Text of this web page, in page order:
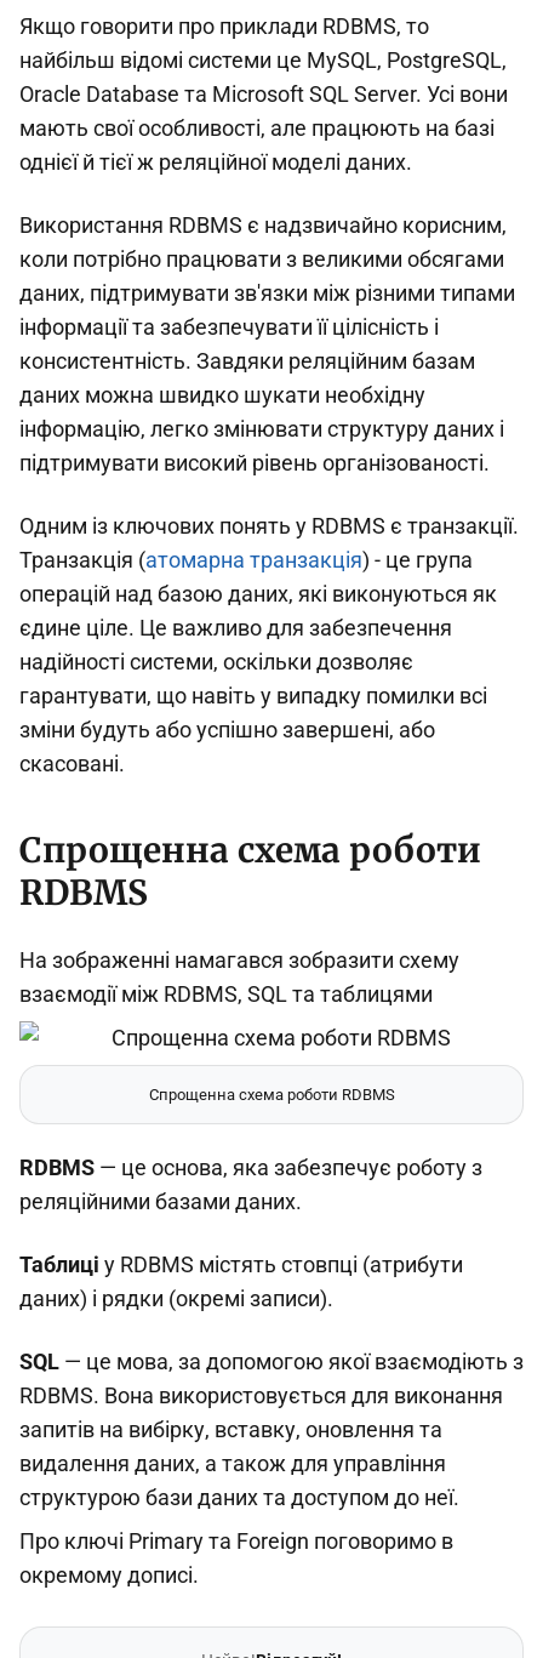
Якщо говорити про приклади RDBMS, то
найбільш відомі системи це MySQL, PostgreSQL,
Oracle Database та Microsoft SQL Server. Усі вони
мають свої особливості, але працюють на базі
однієї й тієї ж реляційної моделі даних.
Використання RDBMS є надзвичайно корисним,
коли потрібно працювати з великими обсягами
даних, підтримувати зв'язки між різними типами
інформації та забезпечувати її цілісність і
консистентність. Завдяки реляційним базам
даних можна швидко шукати необхідну
інформацію, легко змінювати структуру даних і
підтримувати високий рівень організованості.
Одним із ключових понять у RDBMS є транзакції.
Транзакція (атомарна транзакція) - це група
операцій над базою даних, які виконуються як
єдине ціле. Це важливо для забезпечення
надійності системи, оскільки дозволяє
гарантувати, що навіть у випадку помилки всі
зміни будуть або успішно завершені, або
скасовані.
Спрощенна схема роботи
RDBMS
На зображенні намагався зобразити схему
взаємодії між RDBMS, SQL та таблицями
Спрощенна схема роботи RDBMS
RDBMS — це основа, яка забезпечує роботу з
реляційними базами даних.
Таблиці у RDBMS містять стовпці (атрибути
даних) і рядки (окремі записи).
SQL — це мова, за допомогою якої взаємодіють з
RDBMS. Вона використовується для виконання
запитів на вибірку, вставку, оновлення та
видалення даних, а також для управління
структурою бази даних та доступом до неї.
Про ключі Primary та Foreign поговоримо в
окремому дописі.